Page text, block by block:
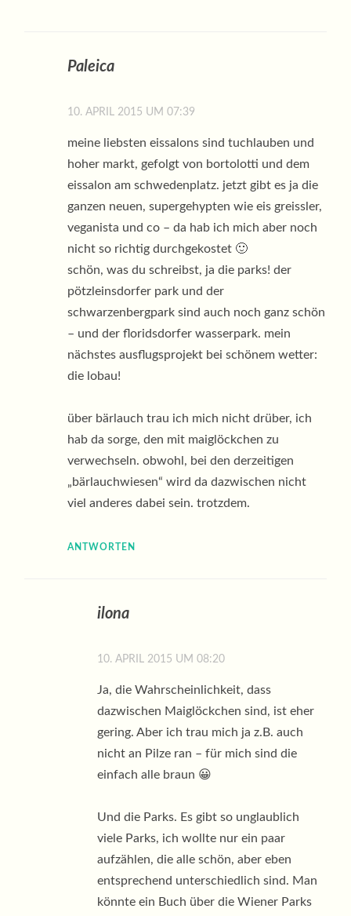
Paleica
10. APRIL 2015 UM 07:39
meine liebsten eissalons sind tuchlauben und
hoher markt, gefolgt von bortolotti und dem
eissalon am schwedenplatz. jetzt gibt es ja die
ganzen neuen, supergehypten wie eis greissler,
veganista und co – da hab ich mich aber noch
nicht so richtig durchgekostet 🙂
schön, was du schreibst, ja die parks! der
pötzleinsdorfer park und der
schwarzenbergpark sind auch noch ganz schön
– und der floridsdorfer wasserpark. mein
nächstes ausflugsprojekt bei schönem wetter:
die lobau!
über bärlauch trau ich mich nicht drüber, ich
hab da sorge, den mit maiglöckchen zu
verwechseln. obwohl, bei den derzeitigen
„bärlauchwiesen“ wird da dazwischen nicht
viel anderes dabei sein. trotzdem.
ANTWORTEN
ilona
10. APRIL 2015 UM 08:20
Ja, die Wahrscheinlichkeit, dass
dazwischen Maiglöckchen sind, ist eher
gering. Aber ich trau mich ja z.B. auch
nicht an Pilze ran – für mich sind die
einfach alle braun 😀
Und die Parks. Es gibt so unglaublich
viele Parks, ich wollte nur ein paar
aufzählen, die alle schön, aber eben
entsprechend unterschiedlich sind. Man
könnte ein Buch über die Wiener Parks